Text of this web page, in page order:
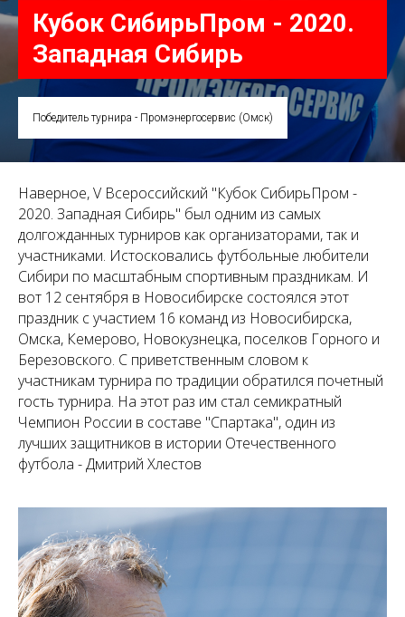
Кубок СибирьПром - 2020.
Западная Сибирь
Победитель турнира - Промэнергосервис (Омск)
Наверное, V Всероссийский "Кубок СибирьПром -
2020. Западная Сибирь" был одним из самых
долгожданных турниров как организаторами, так и
участниками. Истосковались футбольные любители
Сибири по масштабным спортивным праздникам. И
вот 12 сентября в Новосибирске состоялся этот
праздник с участием 16 команд из Новосибирска,
Омска, Кемерово, Новокузнецка, поселков Горного и
Березовского. С приветственным словом к
участникам турнира по традиции обратился почетный
гость турнира. На этот раз им стал семикратный
Чемпион России в составе "Спартака", один из
лучших защитников в истории Отечественного
футбола - Дмитрий Хлестов